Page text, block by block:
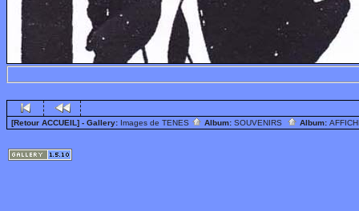
[Retour ACCUEIL] - Gallery: Images de TENES Album: SOUVENIRS Album: